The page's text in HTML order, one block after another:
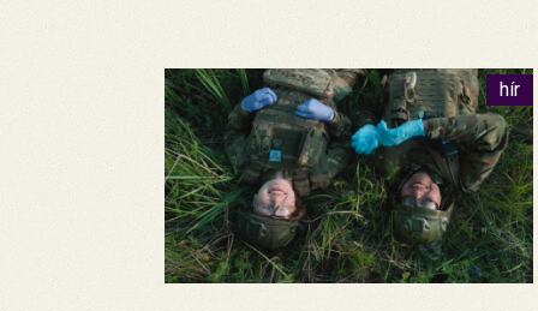
hír